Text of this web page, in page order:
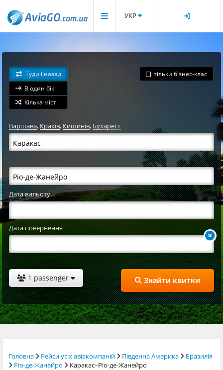
УКР
Туди і назад
В один бік
Кілька міст
тільки бізнес-клас
Варшава, Краків,Кишинів,Бухарест
Дата вильоту
Дата повернення
1 passenger Знайти квитки
Головна Рейси усіх авіакомпаній Південна Америка
Бразилія
Ріо-де-Жанейро
Каракас–Ріо-де-Жанейро